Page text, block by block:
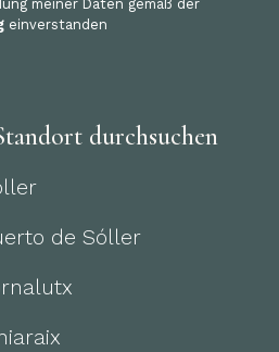
meiner Daten gemäß der
einverstanden
durchsuchen
de Sóller